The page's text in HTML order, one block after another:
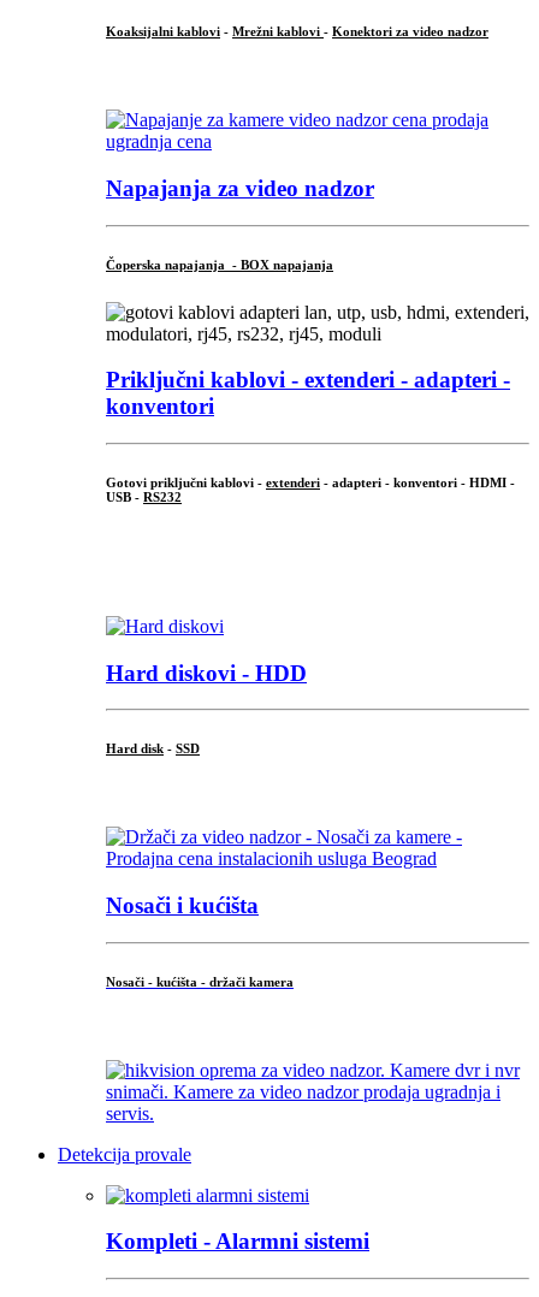
Koaksijalni kablovi - Mrežni kablovi - Konektori za video nadzor
Napajanja za video nadzor
Čoperska napajanja - BOX napajanja
Priključni kablovi - extenderi - adapteri -
konventori
Gotovi priključni kablovi - extenderi - adapteri - konventori - HDMI -
USB - RS232
Hard diskovi - HDD
Hard disk - SSD
Nosači i kućišta
Nosači - kućišta - držači kamera
Detekcija provale
Kompleti - Alarmni sistemi